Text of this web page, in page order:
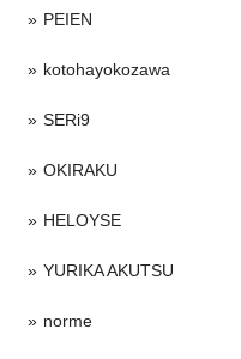
PEIEN
kotohayokozawa
SERi9
OKIRAKU
HELOYSE
YURIKA AKUTSU
norme